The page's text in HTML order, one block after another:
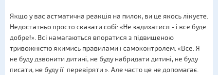
Якщо у вас астматична реакція на пилок, ви це якось лікуєте.
Недостатньо просто сказати собі: «Не задихатися - і все буде
добре!». Всі намагаються впоратися з підвищеною
тривожністю якимись правилами і самоконтролем: «Все. Я
не буду дзвонити дитині, не буду набридати дитині, не буду
писати, не буду її перевіряти ». Але часто це не допомагає.